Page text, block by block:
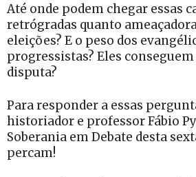
Até onde podem chegar essas
retrógradas quanto
eleições? E o peso dos
progressistas? Eles
disputa?
Para responder a essas
historiador e professor Fábio
Soberania em Debate desta
percam!